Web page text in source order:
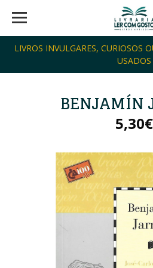
LIVROS INVULGARES, CURIOSOS
USADOS
BENJAMÍN
5,30€